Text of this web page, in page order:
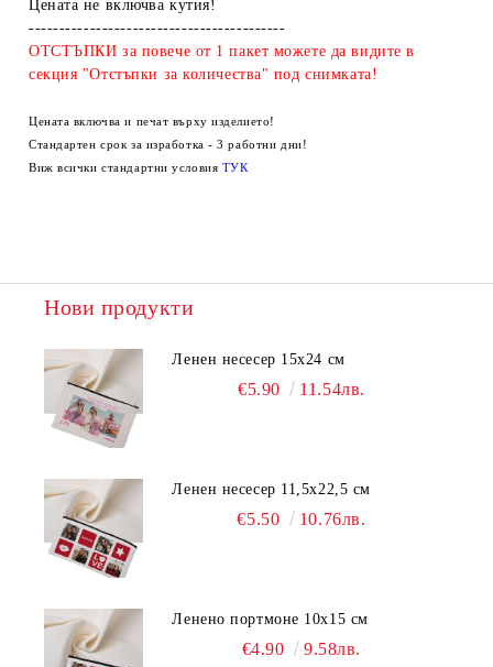
Цената не включва кутия!
------------------------------------------
ОТСТЪПКИ за повече от 1 пакет можете да видите в
секция "Отстъпки за количества" под снимката!
Цената включва и печат върху изделието!
Стандартен срок за изработка - 3 работни дни!
Виж всички стандартни условия ТУК
Нови продукти
Ленен несесер 15х24 см
€5.90 11.54лв.
Ленен несесер 11,5х22,5 см
€5.50 10.76лв.
Ленено портмоне 10х15 см
€4.90 9.58лв.